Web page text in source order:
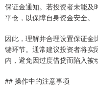
保证金通知。若投资者未能及
平仓，以保障自身资金安全。
因此，理解并合理设置保证
键环节。通常建议投资者将实
内，避免因过度借贷而陷入被
## 操作中的注意事项